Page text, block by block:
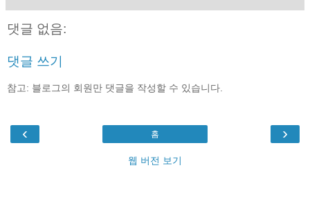
댓글 없음:
댓글 쓰기
참고: 블로그의 회원만 댓글을 작성할 수 있습니다.
‹ ›
홈
웹 버전 보기